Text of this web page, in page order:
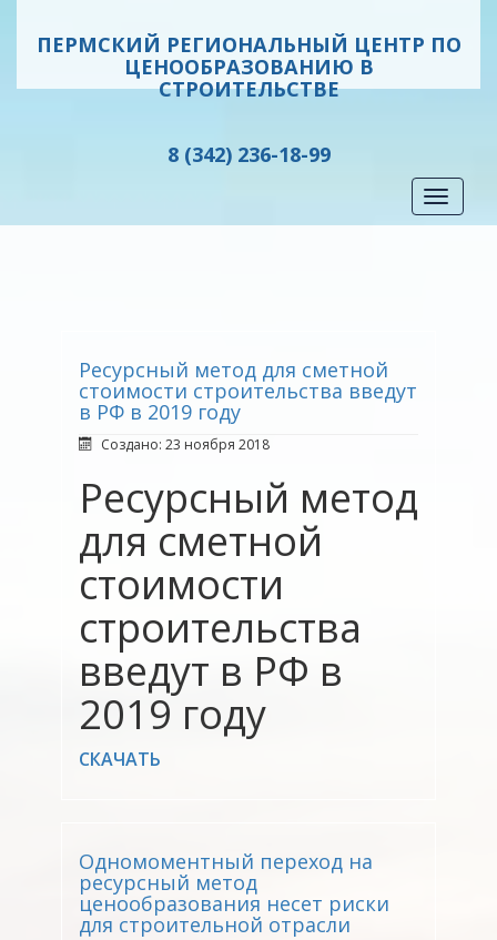
ПЕРМСКИЙ РЕГИОНАЛЬНЫЙ ЦЕНТР ПО
ЦЕНООБРАЗОВАНИЮ В
СТРОИТЕЛЬСТВЕ
8 (342) 236-18-99
Toggle
Ресурсный метод для сметной
стоимости строительства введут
в РФ в 2019 году
Создано: 23 ноября 2018
Ресурсный метод
для сметной
стоимости
строительства
введут в РФ в
2019 году
СКАЧАТЬ
Одномоментный переход на
ресурсный метод
ценообразования несет риски
для строительной отрасли